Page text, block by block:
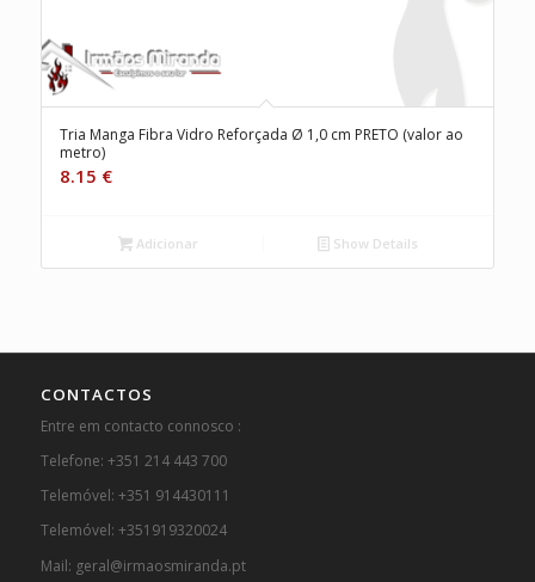
Tria Manga Fibra Vidro Reforçada Ø 1,0 cm PRETO (valor ao
metro)
8.15 €
Adicionar Show Details
CONTACTOS
Entre em contacto connosco :
Telefone: +351 214 443 700
Telemóvel: +351 914430111
Telemóvel: +351919320024
Mail: geral@irmaosmiranda.pt